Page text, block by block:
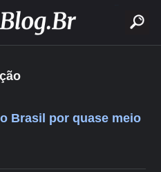
Brasil por quase meio